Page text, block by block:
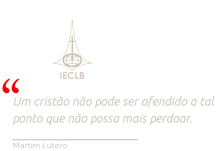
Um cristão não pode ser ofendido a tal
ponto que não possa mais perdoar.
Martim Lutero